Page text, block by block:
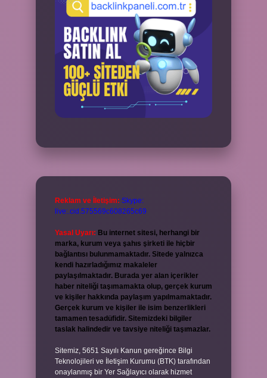
Reklam ve İletişim: Skype:
live:.cid.575569c608265c69
Yasal Uyarı: Bu internet sitesi, herhangi bir
marka, kurum veya şahıs şirketi ile hiçbir
bağlantısı bulunmamaktadır. Sitede yalnızca
kendi hazırladığımız makaleler
paylaşılmaktadır. Burada yer alan içerikler
haber niteliği taşımamakta olup, gerçek kurum
ve kişiler hakkında paylaşım yapılmamaktadır.
Gerçek kurum ve kişiler ile isim benzerlikleri
tamamen tesadüfidir. Sitemizdeki bilgiler
taslak halindedir ve tavsiye niteliği taşımazlar.
Sitemiz, 5651 Sayılı Kanun gereğince Bilgi
Teknolojileri ve İletişim Kurumu (BTK) tarafından
onaylanmış bir Yer Sağlayıcı olarak hizmet